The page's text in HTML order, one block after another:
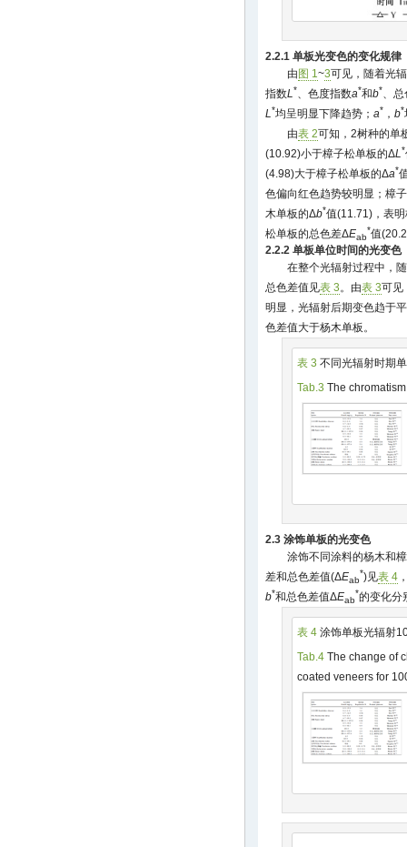
2.2.1 单板光变色的变化规律
由 图 1~3可见，随着光
指数L*、色度指数a*和b*、
L*均呈明显下降趋势； a* ， b*
由表 2可知，2树种的单
(10.92)小于樟子松单板的ΔL*
(4.98)大于樟子松单板的Δa*
色偏向红色趋势较明显；樟
木单板的Δb*值(11.71)，表
松单板的总色差ΔEab
*值
2.2.2 单板单位时间的光变色
在整个光辐射过程中，
总色差值见表 3。由表 3可见
明显，光辐射后期变色趋于
色差值大于杨木单板。
表 3 不同光辐射时期
Tab.3 The
2.3 涂饰单板的光变色
涂饰不同涂料的杨木和
差和总色差值(ΔEab
*)见表 4
b*和总色差值ΔEab
*的变化分
表 4 涂饰单板光辐射
Tab.4 The change of
coated veneers for